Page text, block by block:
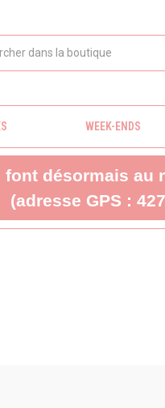
WEEK-ENDS
désormais au
(adresse GPS :